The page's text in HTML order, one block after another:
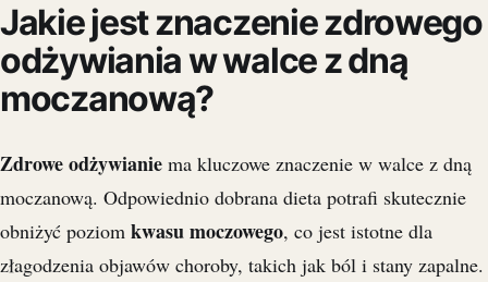
Jakie jest znaczenie zdrowego
odżywiania w walce z dną
moczanową?
Zdrowe odżywianie ma kluczowe znaczenie w walce z dną
moczanową. Odpowiednio dobrana dieta potrafi skutecznie
obniżyć poziom kwasu moczowego, co jest istotne dla
złagodzenia objawów choroby, takich jak ból i stany zapalne.